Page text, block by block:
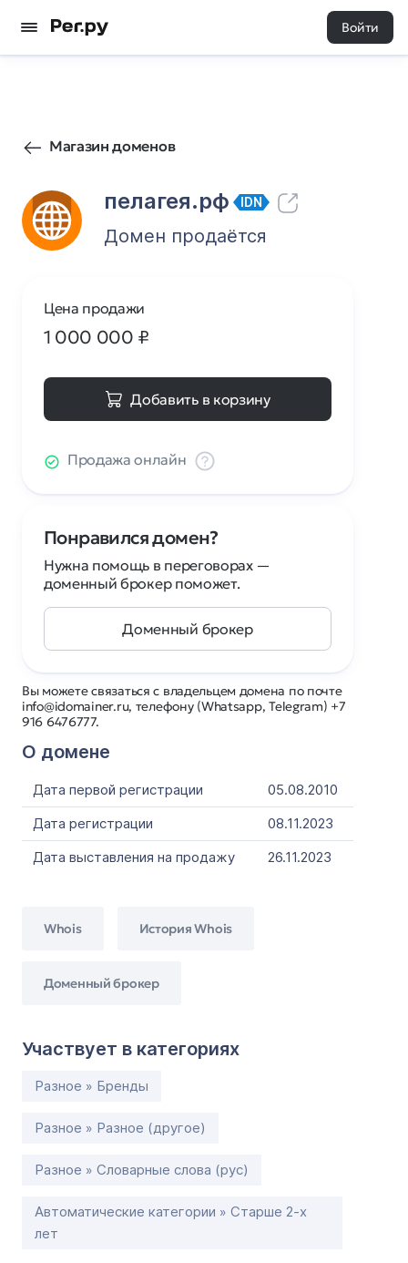
Войти
Магазин доменов
пелагея.рф IDN
215 0
Домен продаётся
Вы можете связаться с владельцем домена по почте
info@idomainer.ru, телефону (Whatsapp, Telegram) +7
916 6476777.
О домене
Дата первой регистрации
05.08.2010
Дата регистрации
08.11.2023
Дата выставления на продажу
26.11.2023
Whois История Whois
Доменный брокер
Участвует в категориях
Разное » Бренды
Разное » Разное (другое)
Разное » Словарные слова (рус)
Автоматические категории » Старше 2-х
лет
Цена продажи
1 000 000 ₽
Добавить в корзину
Продажа онлайн
Понравился домен?
Нужна помощь в переговорах —
доменный брокер поможет.
Доменный брокер